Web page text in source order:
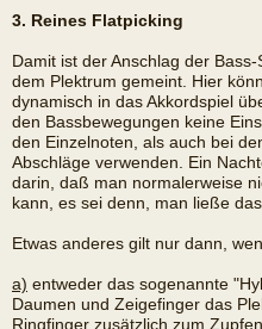
3. Reines Flatpicking
Damit ist der Anschlag der
dem Plektrum gemeint. Hier
dynamisch in das Akkordspiel
den Bassbewegungen keine
den Einzelnoten, als auch bei
Abschläge verwenden. Ein
darin, daß man normalerweise
kann, es sei denn, man ließe
Etwas anderes gilt nur dann,
a) entweder das sogenannte
Daumen und Zeigefinger das
Ringfinger zusätzlich zum